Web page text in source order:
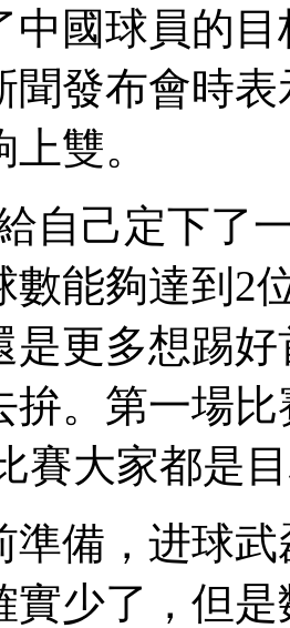
國球員的目
聞發布會時
。
自己定下了一
能夠達到2位
是更多想踢
。第一
比賽大家都是
備 ，进球
少了，但